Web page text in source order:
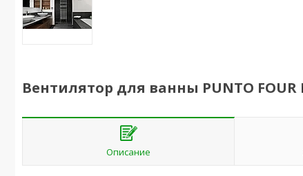
Вентилятор для ванны PUNTO FOUR
Описание